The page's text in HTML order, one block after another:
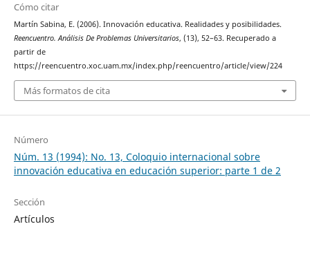
Cómo citar
Martín Sabina, E. (2006). Innovación educativa. Realidades y posibilidades.
Reencuentro. Análisis De Problemas Universitarios, (13), 52–63. Recuperado a
partir de
https://reencuentro.xoc.uam.mx/index.php/reencuentro/article/view/224
Más formatos de cita
Número
Núm. 13 (1994): No. 13, Coloquio internacional sobre
innovación educativa en educación superior: parte 1 de 2
Sección
Artículos